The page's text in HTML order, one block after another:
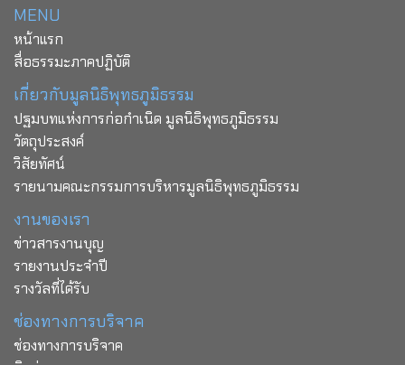
MENU
หน้าแรก
สื่อธรรมะภาคปฏิบัติ
เกี่ยวกับมูลนิธิพุทธภูมิธรรม
ปฐมบทแห่งการก่อกำเนิด มูลนิธิพุทธภูมิธรรม
วัตถุประสงค์
วิสัยทัศน์
รายนามคณะกรรมการบริหารมูลนิธิพุทธภูมิธรรม
งานของเรา
ข่าวสารงานบุญ
รายงานประจำปี
รางวัลที่ได้รับ
ช่องทางการบริจาค
ช่องทางการบริจาค